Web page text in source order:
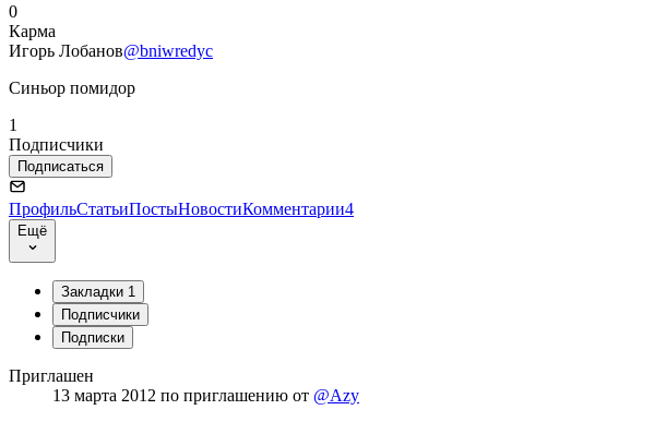
0
Карма
Игорь Лобанов@bniwredyc
Синьор помидор
1
Подписчики
Подписаться
ПрофильСтатьиПостыНовостиКомментарии4
Ещё
Закладки 1
Подписчики
Подписки
Приглашен
13 марта 2012 по приглашению от @Azy